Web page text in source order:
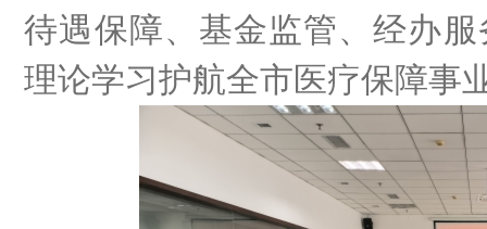
待遇保障、基金监管、经办
理论学习护航全市医疗保障事